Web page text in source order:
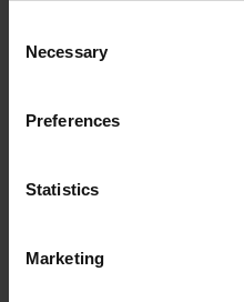
Selection
Necessary
Preferences
Statistics
Marketing